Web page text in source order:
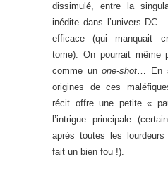
dissimulé, entre la
inédite dans l’univers DC
efficace (qui manquait
tome). On pourrait même
comme unone-shot… En
origines de ces
récit offre une petite «
l’intrigue principale
après toutes les
fait un bien fou !).